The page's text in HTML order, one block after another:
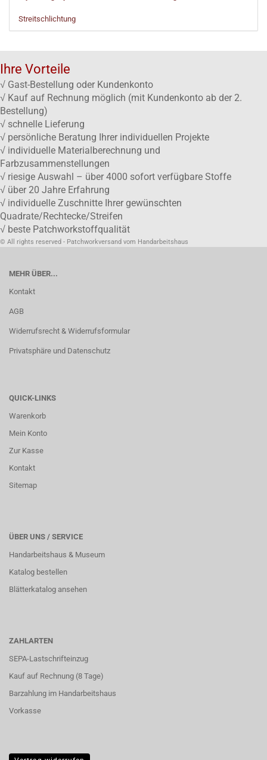
Streitschlichtung
Ihre Vorteile
√ Gast-Bestellung oder Kundenkonto
√ Kauf auf Rechnung möglich (mit Kundenkonto ab der 2.
Bestellung)
√ schnelle Lieferung
√ persönliche Beratung Ihrer individuellen Projekte
√ individuelle Materialberechnung und
Farbzusammenstellungen
√ riesige Auswahl – über 4000 sofort verfügbare Stoffe
√ über 20 Jahre Erfahrung
√ individuelle Zuschnitte Ihrer gewünschten
Quadrate/Rechtecke/Streifen
√ beste Patchworkstoffqualität
© All rights reserved - Patchworkversand vom Handarbeitshaus
MEHR ÜBER...
Kontakt
AGB
Widerrufsrecht & Widerrufsformular
Privatsphäre und Datenschutz
QUICK-LINKS
Warenkorb
Mein Konto
Zur Kasse
Kontakt
Sitemap
ÜBER UNS / SERVICE
Handarbeitshaus & Museum
Katalog bestellen
Blätterkatalog ansehen
ZAHLARTEN
SEPA-Lastschrifteinzug
Kauf auf Rechnung (8 Tage)
Barzahlung im Handarbeitshaus
Vorkasse